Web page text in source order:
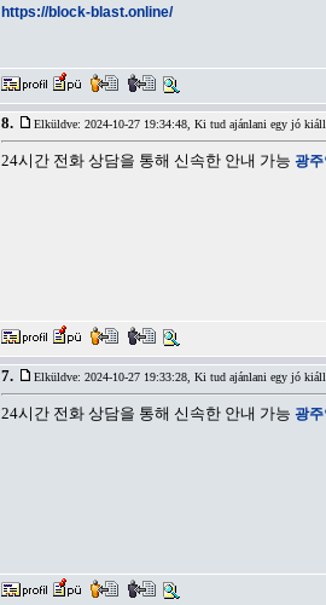
https://block-blast.online/
8. Elküldve: 2024-10-27 19:34:48, Ki tud ajánlani egy jó
24시간 전화 상담을 통해 신속한 안내 가능 광
7. Elküldve: 2024-10-27 19:33:28, Ki tud ajánlani egy jó
24시간 전화 상담을 통해 신속한 안내 가능 광